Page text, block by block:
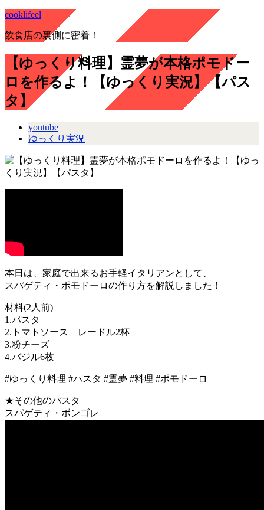
cooklifeel
飲食店の裏側に密着！
【ゆっくり料理】霊夢が本格ポモドー
ロを作るよ！【ゆっくり実況】【パス
タ】
youtube
ゆっくり実況
本日は、家庭で出来るお手軽イタリアンとして、
スパゲティ・ポモドーロの作り方を解説しました！
材料(2人前)
1.パスタ
2.トマトソース レードル2杯
3.粉チーズ
4.バジル6枚
#ゆっくり料理 #パスタ #霊夢 #料理 #ポモドーロ
★その他のパスタ
スパゲティ・ボンゴレ